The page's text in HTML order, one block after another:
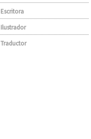
Escritora
Ilustrador
Traductor